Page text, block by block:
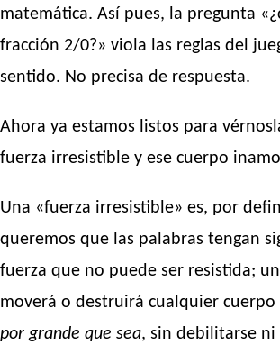
matemática. Así pues, la pregunta
fracción 2/0?» viola las reglas del
sentido. No precisa de respuesta.
Ahora ya estamos listos para
fuerza irresistible y ese cuerpo
Una «fuerza irresistible» es, por
queremos que las palabras tengan
fuerza que no puede ser resistida;
moverá o destruirá cualquier
por grande que sea, sin debilitarse ni